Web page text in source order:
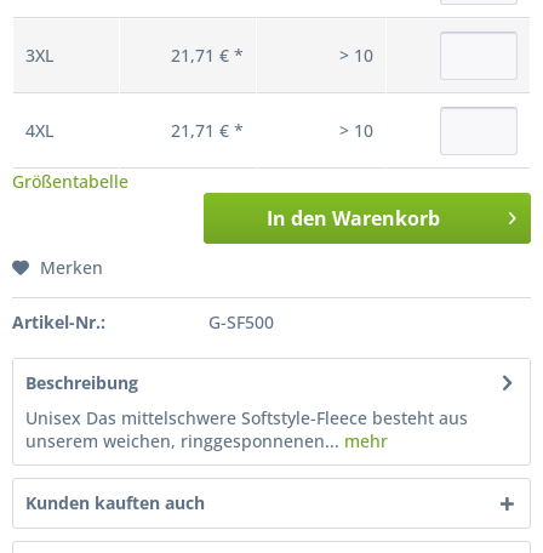
3XL 21,71 € * > 10
4XL 21,71 € * > 10
Größentabelle
In den Warenkorb
Merken
Artikel-Nr.: G-SF500
Beschreibung
Unisex Das mittelschwere Softstyle-Fleece besteht aus
unserem weichen, ringgesponnenen... mehr
Kunden kauften auch